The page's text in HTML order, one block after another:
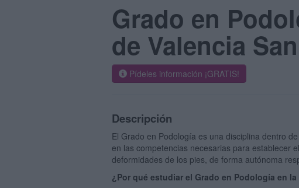
Grado en
de Valencia
Pídeles información ¡GRATIS!
Descripción
El Grado en Podología es una disciplina dentro
en las competencias necesarias para establecer
deformidades de los pies, de forma autónoma
¿Por qué estudiar el Grado en Podología en la